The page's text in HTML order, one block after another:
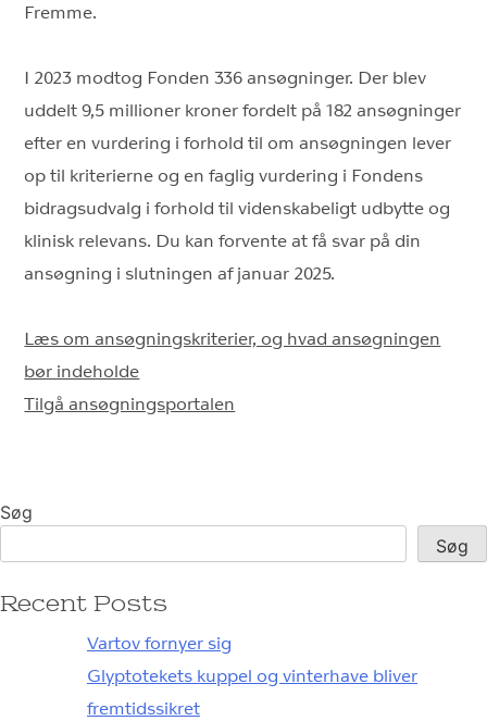
Fremme.
I 2023 modtog Fonden 336 ansøgninger. Der blev
uddelt 9,5 millioner kroner fordelt på 182 ansøgninger
efter en vurdering i forhold til om ansøgningen lever
op til kriterierne og en faglig vurdering i Fondens
bidragsudvalg i forhold til videnskabeligt udbytte og
klinisk relevans. Du kan forvente at få svar på din
ansøgning i slutningen af januar 2025.
Læs om ansøgningskriterier, og hvad ansøgningen
bør indeholde
Tilgå ansøgningsportalen
Søg
Søg
Recent Posts
Vartov fornyer sig
Glyptotekets kuppel og vinterhave bliver
fremtidssikret